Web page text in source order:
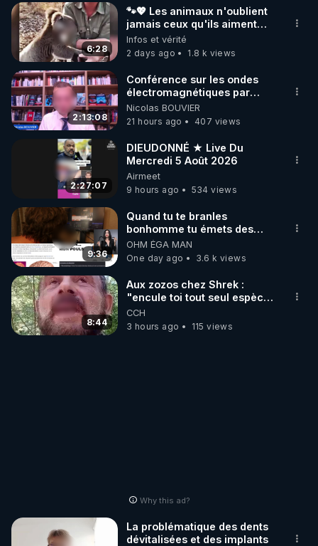
▶ 30 jours gratuit sur l’application de méditation et
de bien-être ENVOL :
Rendez-vous sur https://www.envol.app/code
le code : REGENERE
6:28
🐾💖 Les animaux n'oublient
jamais ceux qu'ils aiment…
🥹❤️
Infos et vérité
2 days ago
1.8 k views
2:13:08
Conférence sur les ondes
électromagnétiques par
Grégoire Caustru et Bart de
Wever !
Nicolas BOUVIER
21 hours ago
407 views
2:27:07
DIEUDONNÉ ★ Live Du
Mercredi 5 Août 2026
Airmeet
9 hours ago
534 views
9:36
Quand tu te branles
bonhomme tu émets des
ondes ils ont juste omis de
t'expliquer
OHM ÉGA MAN
One day ago
3.6 k views
8:44
Aux zozos chez Shrek :
"encule toi tout seul espèce
de mal polish"
CCH
3 hours ago
115 views
Why this ad?
La problématique des dents
dévitalisées et des implants